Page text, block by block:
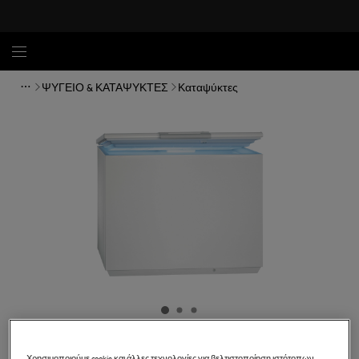
ΨΥΓΕΙΟ & ΚΑΤΑΨΥΚΤΕΣ Καταψύκτες
AHB53011LW